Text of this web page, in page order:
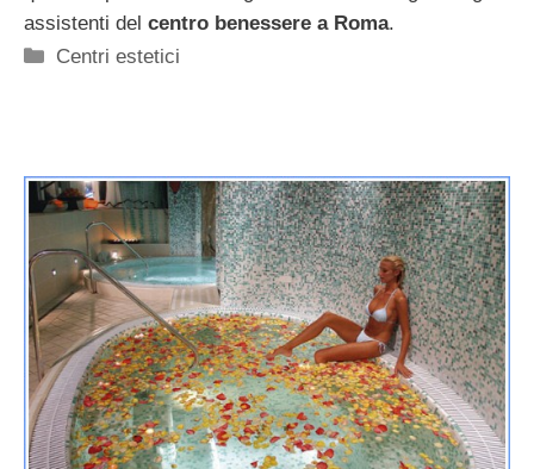
assistenti del centro benessere a Roma.
Categorie
Centri estetici